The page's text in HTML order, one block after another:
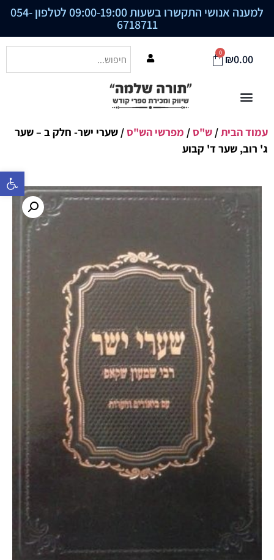
פתח סרגל
למענה אנושי התקשרו בשעות 09:00-19:00 לטלפון 054-
6718711
₪0.00
0
עמוד הבית/ ש"ס/ מפרשי הש"ס/ שערי ישר- חלק ב – שער
ג' רוב, שער ד' קבוע